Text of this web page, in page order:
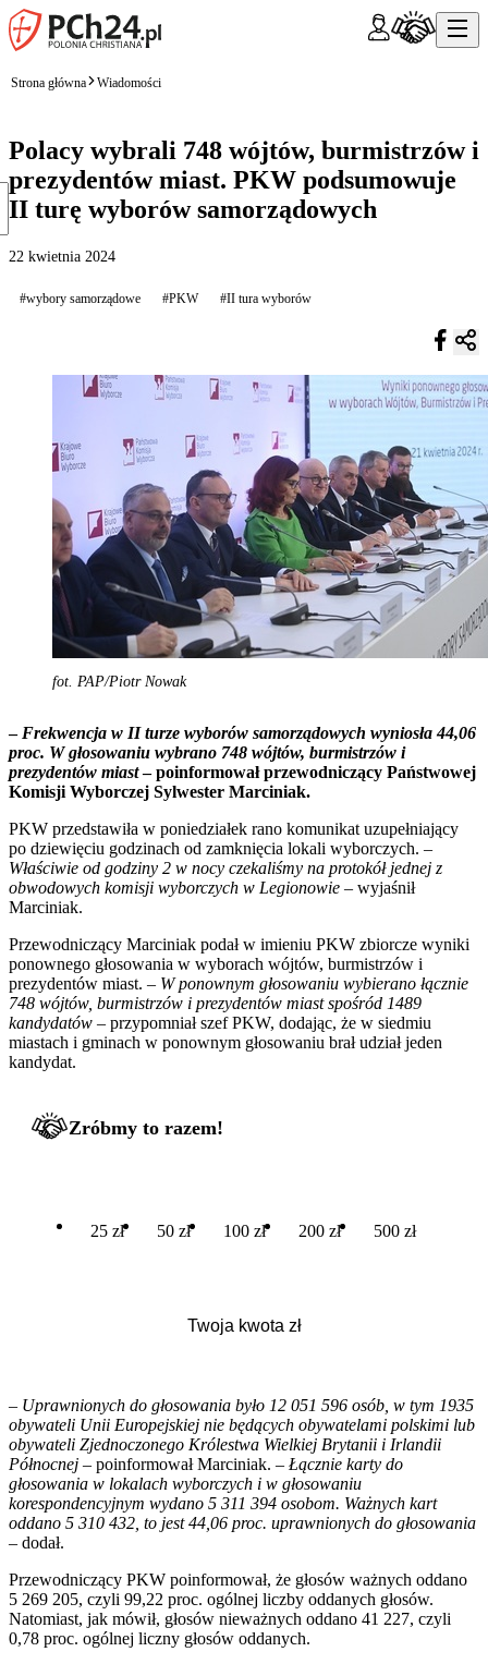
Strona główna Wiadomości
Polacy wybrali 748 wójtów, burmistrzów i
prezydentów miast. PKW podsumowuje
II turę wyborów samorządowych
22 kwietnia 2024
#wybory samorządowe #PKW #II tura wyborów
fot. PAP/Piotr Nowak
– Frekwencja w II turze wyborów samorządowych wyniosła 44,06
proc. W głosowaniu wybrano 748 wójtów, burmistrzów i
prezydentów miast– poinformował przewodniczący Państwowej
Komisji Wyborczej Sylwester Marciniak.
PKW przedstawiła w poniedziałek rano komunikat uzupełniający
po dziewięciu godzinach od zamknięcia lokali wyborczych. –
Właściwie od godziny 2 w nocy czekaliśmy na protokół jednej z
obwodowych komisji wyborczych w Legionowie – wyjaśnił
Marciniak.
Przewodniczący Marciniak podał w imieniu PKW zbiorcze wyniki
ponownego głosowania w wyborach wójtów, burmistrzów i
prezydentów miast. – W ponownym głosowaniu wybierano łącznie
748 wójtów, burmistrzów i prezydentów miast spośród 1489
kandydatów – przypomniał szef PKW, dodając, że w siedmiu
miastach i gminach w ponownym głosowaniu brał udział jeden
kandydat.
Zróbmy to razem!
25 zł 50 zł 100 zł 200 zł 500 zł
– Uprawnionych do głosowania było 12 051 596 osób, w tym 1935
obywateli Unii Europejskiej nie będących obywatelami polskimi lub
obywateli Zjednoczonego Królestwa Wielkiej Brytanii i Irlandii
Północnej – poinformował Marciniak. – Łącznie karty do
głosowania w lokalach wyborczych i w głosowaniu
korespondencyjnym wydano 5 311 394 osobom. Ważnych kart
oddano 5 310 432, to jest 44,06 proc. uprawnionych do głosowania
– dodał.
Przewodniczący PKW poinformował, że głosów ważnych oddano
5 269 205, czyli 99,22 proc. ogólnej liczby oddanych głosów.
Natomiast, jak mówił, głosów nieważnych oddano 41 227, czyli
0,78 proc. ogólnej liczny głosów oddanych.